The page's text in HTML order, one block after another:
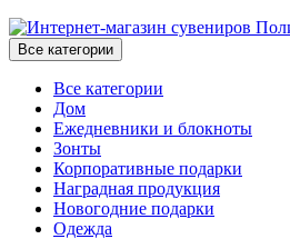
Все категории
Все категории
Дом
Ежедневники и блокноты
Зонты
Корпоративные подарки
Наградная продукция
Новогодние подарки
Одежда